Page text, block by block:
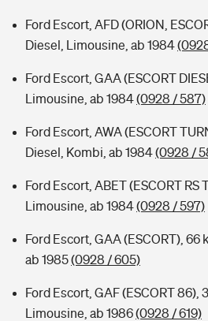
Ford Escort, AFD (ORION,
Diesel, Limousine, ab 1984
Ford Escort, GAA (ESCORT
Limousine, ab 1984(0928 / 587)
Ford Escort, AWA (ESCORT
Diesel, Kombi, ab 1984(0928 /
Ford Escort, ABET (ESCORT RS
Limousine, ab 1984(0928 / 597)
Ford Escort, GAA (ESCORT), 66
ab 1985(0928 / 605)
Ford Escort, GAF (ESCORT 86),
Limousine, ab 1986(0928 / 619)